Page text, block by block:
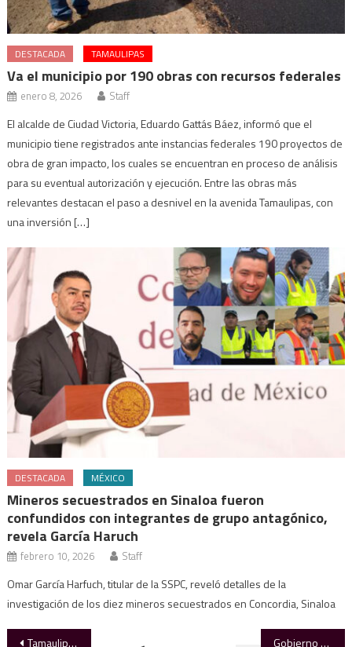
DESTACADA TAMAULIPAS
Va el municipio por 190 obras con recursos federales
enero 8, 2026 Staff
El alcalde de Ciudad Victoria, Eduardo Gattás Báez, informó que el
municipio tiene registrados ante instancias federales 190 proyectos de
obra de gran impacto, los cuales se encuentran en proceso de análisis
para su eventual autorización y ejecución. Entre las obras más
relevantes destacan el paso a desnivel en la avenida Tamaulipas, con
una inversión […]
DESTACADA MÉXICO
Mineros secuestrados en Sinaloa fueron
confundidos con integrantes de grupo antagónico,
revela García Haruch
febrero 10, 2026 Staff
Omar García Harfuch, titular de la SSPC, reveló detalles de la
investigación de los diez mineros secuestrados en Concordia, Sinaloa
Tamaulipas fortalece sustentabilidad: AVA Gobierno Federal presenta “Plan Michoacán por la Paz y la Justicia”